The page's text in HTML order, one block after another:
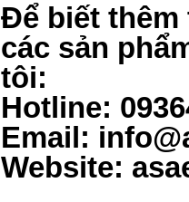
Để biết thêm
các sản
tôi:
Hotline:
Email:
Website: